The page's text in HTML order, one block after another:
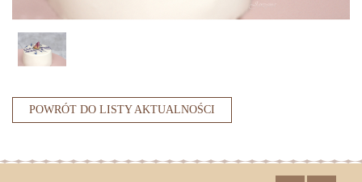
POWRÓT DO LISTY AKTUALNOŚCI